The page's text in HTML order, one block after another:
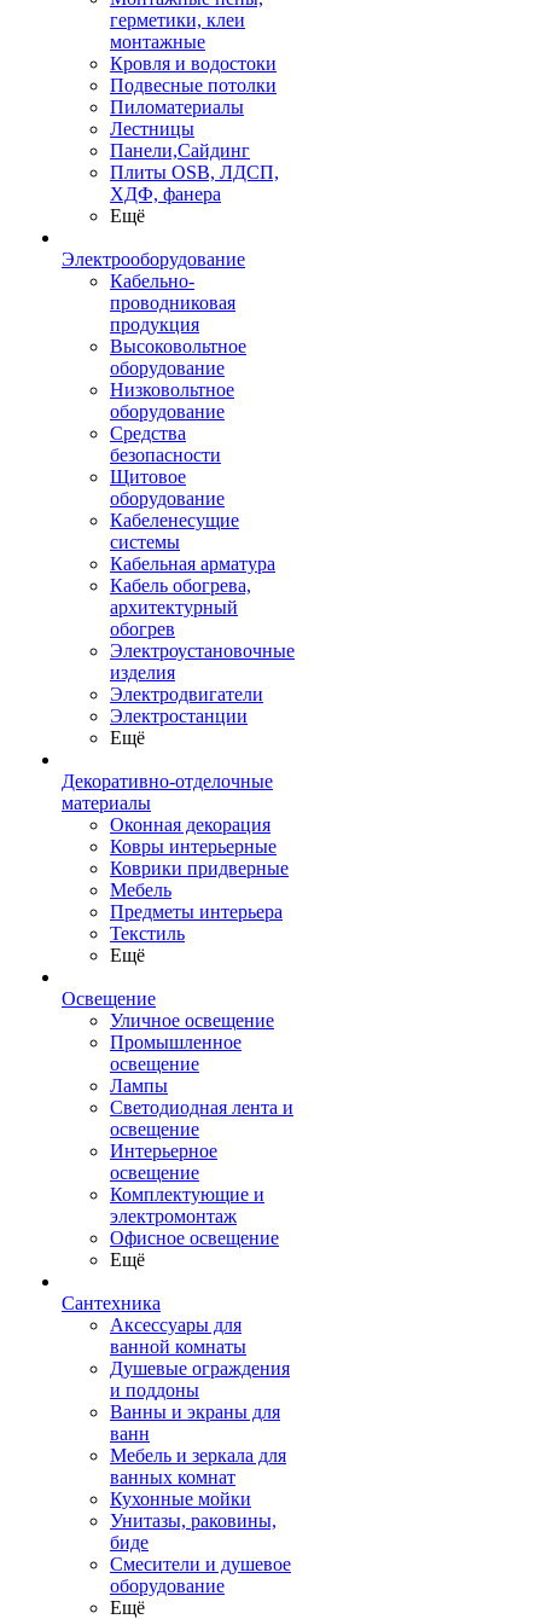
герметики, клеи
монтажные
Кровля и водостоки
Подвесные потолки
Пиломатериалы
Лестницы
Панели,Сайдинг
Плиты OSB, ЛДСП,
ХДФ, фанера
Ещё
Электрооборудование
Кабельно-
проводниковая
продукция
Высоковольтное
оборудование
Низковольтное
оборудование
Средства
безопасности
Щитовое
оборудование
Кабеленесущие
системы
Кабельная арматура
Кабель обогрева,
архитектурный
обогрев
Электроустановочные
изделия
Электродвигатели
Электростанции
Ещё
Декоративно-отделочные
материалы
Оконная декорация
Ковры интерьерные
Коврики придверные
Мебель
Предметы интерьера
Текстиль
Ещё
Освещение
Уличное освещение
Промышленное
освещение
Лампы
Светодиодная лента и
освещение
Интерьерное
освещение
Комплектующие и
электромонтаж
Офисное освещение
Ещё
Сантехника
Аксессуары для
ванной комнаты
Душевые ограждения
и поддоны
Ванны и экраны для
ванн
Мебель и зеркала для
ванных комнат
Кухонные мойки
Унитазы, раковины,
биде
Смесители и душевое
оборудование
Ещё